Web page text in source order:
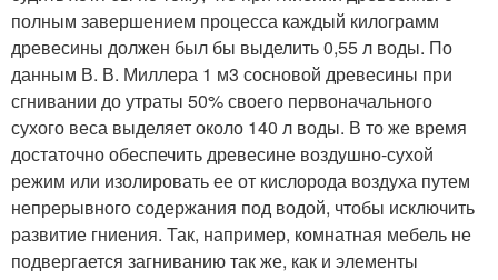
полным завершением процесса каждый килограмм
древесины должен был бы выделить 0,55 л воды. По
данным В. В. Миллера 1 м3 сосновой древесины при
сгнивании до утраты 50% своего первоначального
сухого веса выделяет около 140 л воды. В то же время
достаточно обеспечить древесине воздушно-сухой
режим или изолировать ее от кислорода воздуха путем
непрерывного содержания под водой, чтобы исключить
развитие гниения. Так, например, комнатная мебель не
подвергается загниванию так же, как и элементы